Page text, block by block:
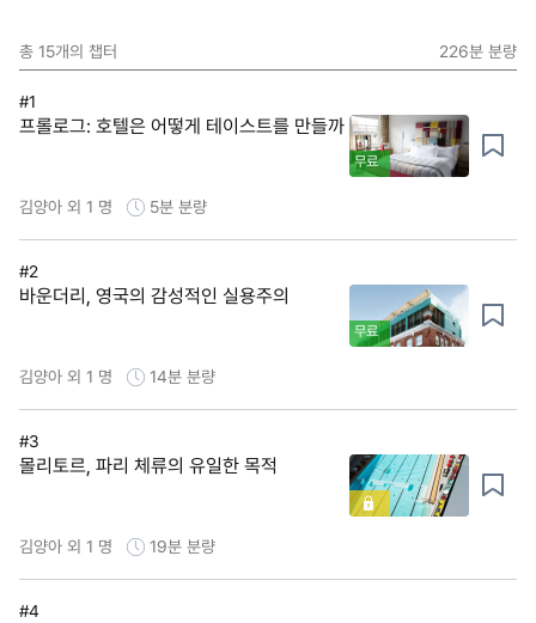
총 15개의 챕터 226분 분량
#1
프롤로그: 호텔은 어떻게 테이스트를 만들까
무료
김양아 외 1 명 5분 분량
#2
바운더리, 영국의 감성적인 실용주의
무료
김양아 외 1 명 14분 분량
#3
몰리토르, 파리 체류의 유일한 목적
김양아 외 1 명 19분 분량
#4